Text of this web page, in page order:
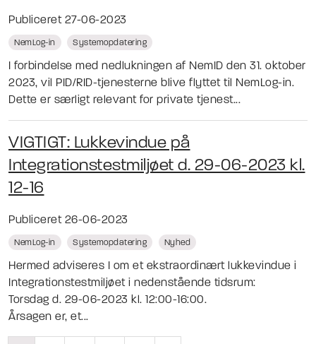
Publiceret 27-06-2023
NemLog-in Systemopdatering
I forbindelse med nedlukningen af NemID den 31. oktober
2023, vil PID/RID-tjenesterne blive flyttet til NemLog-in.
Dette er særligt relevant for private tjenest...
VIGTIGT: Lukkevindue på
Integrationstestmiljøet d. 29-06-2023 kl.
12-16
Publiceret 26-06-2023
NemLog-in Systemopdatering Nyhed
Hermed adviseres I om et ekstraordinært lukkevindue i
Integrationstestmiljøet i nedenstående tidsrum:
Torsdag d. 29-06-2023 kl. 12:00-16:00.
Årsagen er, et...